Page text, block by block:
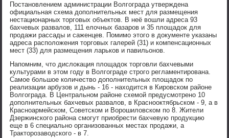
Постановлением администрации Волгограда утверждена
официальная схема дополнительных мест для размещения
нестационарных торговых объектов. В неё вошли адреса 93
бахчевых развалов, 111 елочных базаров и 35 площадок для
продажи рассады и саженцев. Помимо этого в документе указаны
адреса расположения торговых галерей (31) и компенсационных
мест (33) для размещения ларьков и павильонов.
Напомним, что дислокация площадок торговли бахчевыми
культурами в этом году в Волгограде строго регламентирована.
Самое большое количество дополнительных площадок по
реализации арбузов и дынь - 16 - находится в Кировском районе
Волгограда. В Центральном районе схемой предусмотрено 10
дополнительных бахчевых развалов, в Краснооктябрьском - 9, а в
Красноармейском, Советском и Ворошиловском по 8. Жители
Дзержинского района смогут приобрести бахчевую продукцию
еще в 6 специально организованных местах продажи, а
Тракторозаводского - в 7.